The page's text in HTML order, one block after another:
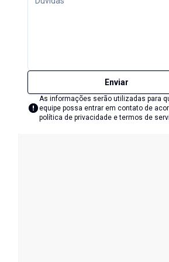
Enviar
As informações serão utilizadas para
equipe possa entrar em contato de
política de privacidade e termos de